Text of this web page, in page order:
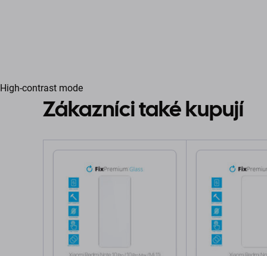
High-contrast mode
Zákazníci také kupují